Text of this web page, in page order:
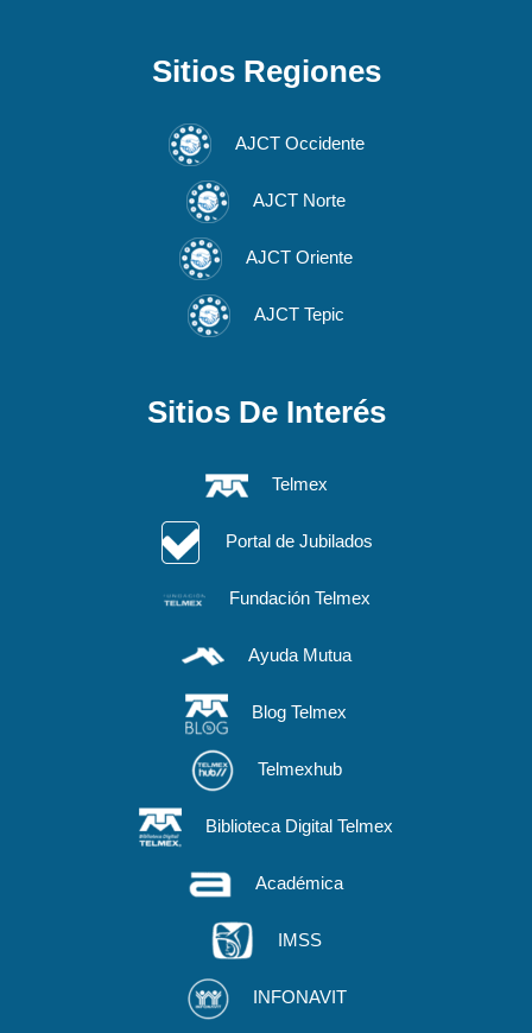
Sitios Regiones
AJCT Occidente
AJCT Norte
AJCT Oriente
AJCT Tepic
Sitios De Interés
Telmex
Portal de Jubilados
Fundación Telmex
Ayuda Mutua
Blog Telmex
Telmexhub
Biblioteca Digital Telmex
Académica
IMSS
INFONAVIT